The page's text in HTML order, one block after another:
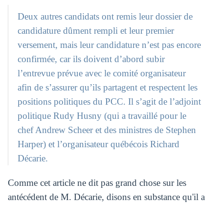
Deux autres candidats ont remis leur dossier de
candidature dûment rempli et leur premier
versement, mais leur candidature n’est pas encore
confirmée, car ils doivent d’abord subir
l’entrevue prévue avec le comité organisateur
afin de s’assurer qu’ils partagent et respectent les
positions politiques du PCC. Il s’agit de l’adjoint
politique Rudy Husny (qui a travaillé pour le
chef Andrew Scheer et des ministres de Stephen
Harper) et l’organisateur québécois Richard
Décarie.
Comme cet article ne dit pas grand chose sur les
antécédent de M. Décarie, disons en substance qu'il a